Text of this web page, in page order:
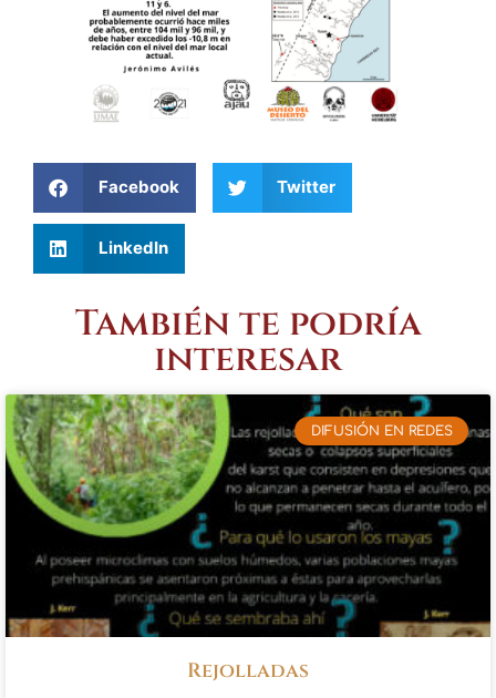
Facebook Twitter
LinkedIn
También te podría
interesar
DIFUSIÓN EN REDES
Rejolladas